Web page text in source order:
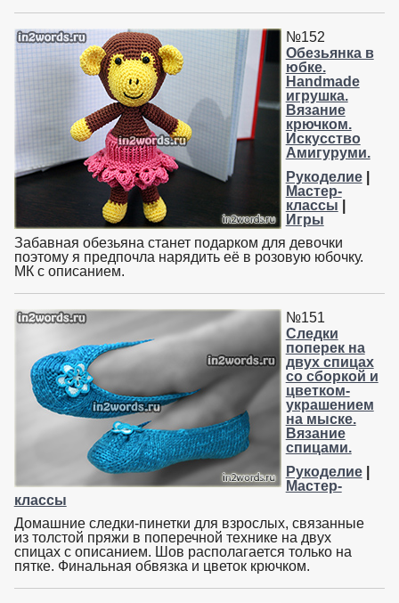
№152
Обезьянка в
юбке.
Handmade
игрушка.
Вязание
крючком.
Искусство
Амигуруми.
Рукоделие|
Мастер-
классы
Игры
Забавная обезьяна станет подарком для девочки
поэтому я предпочла нарядить её в розовую юбочку.
МК с описанием.
№151
Следки
поперек на
двух спицах
со сборкой и
цветком-
украшением
на мыске.
Вязание
спицами.
Рукоделие|
Мастер-
классы
Домашние следки-пинетки для взрослых, связанные
из толстой пряжи в поперечной технике на двух
спицах с описанием. Шов располагается только на
пятке. Финальная обвязка и цветок крючком.